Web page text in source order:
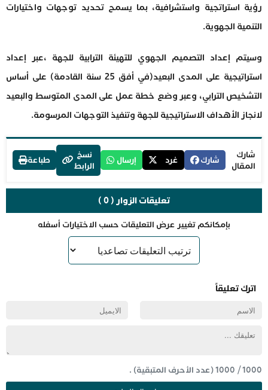
رؤية استراتجية واستشرافية، بما يسمح تحديد توجهات واختيارات
التنمية الجهوية.
وسيتم إعداد التصميم الجهوي للتهيئة الترابية للجهة ،عبر إعداد
استراتيجية على المدى البعيد(في أفق 25 سنة القادمة) على أساس
التشخيص الترابي، وعبر وضع خطة عمل على المدى المتوسط والبعيد
لانجاز الأهداف الاستراتيجية للجهة وتنفيذ التوجهات المرسومة.
شارك
المقال
شارك غرد إرسال
نسخ
الرابط
طباعة
تعليقات الزوار ( 0 )
بإمكانكم تغيير عرض التعليقات حسب الاختيارات أسفله
اترك تعليقاً
1000
/
1000(عدد الأحرف المتبقية) .